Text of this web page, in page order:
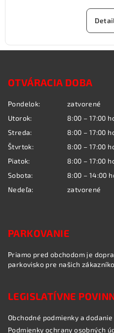
OTVÁRACIA DOBA
Pondelok:
zatvorené
Utorok:
8:00 – 17:00
Streda:
8:00 – 17:00
Štvrtok:
8:00 – 17:00
Piatok:
8:00 – 17:00
Sobota:
8:00 – 14:00
Nedeľa:
zatvorené
PARKOVANIE
Priamo pred obchodom je
parkovisko pre našich
LEGISLATÍVNE
Obchodné podmienky a
Podmienky ochrany osobných